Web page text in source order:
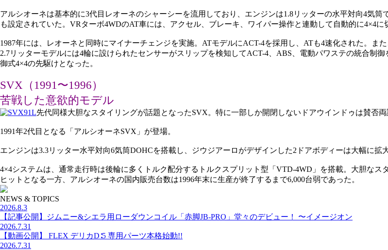
アルシオーネは基本的に3代目レオーネのシャーシーを流用しており、エンジンは1.8リッターの水平対向4気
も設定されていた。VRターボ4WDのAT車には、アクセル、ブレーキ、ワイパー操作と連動して自動的に4×4
1987年には、レオーネと同時にマイナーチェンジを実施。ATモデルにACT-4を採用し、ATも4速化された。ま
2.7リッターモデルには4輪に設けられたセンサーがスリップを検知してACT-4、ABS、電動パワステの統合制
御式4×4の先駆けとなった。
SVX（1991〜1996）
苦戦した意欲的モデル
先代同様大胆なスタイリングが話題となったSVX。特に一部しか開閉しないドアウインドゥは賛否両
1991年2代目となる「アルシオーネSVX」が登場。
エンジンは3.3リッター水平対向6気筒DOHCを搭載し、ジウジアーロがデザインした2ドアボディーは大幅に拡
4×4システムは、通常走行時は後輪に多くトルク配分するトルクスプリット型「VTD-4WD」を搭載。大胆な
ヒットとなる一方、アルシオーネの国内販売台数は1996年末に生産が終了するまで6,000台弱であった。
NEWS & TOPICS
2026.8.3
【記事公開】ジムニー&シエラ用ローダウンコイル「赤脚JB-PRO」堂々のデビュー！ 〜イメージオン
2026.7.31
【動画公開】 FLEX デリカD∶5 専用パーツ本格始動!!
2026.7.31